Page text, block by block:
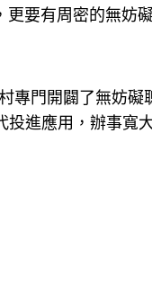
要有周密的無妨
專門開闢了無妨礙
投進應用，辦事寬